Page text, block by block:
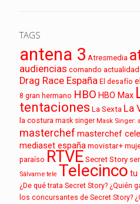
TAGS
antena 3 Atresmedia
audiencias comando actualidad
Drag Race España El desafío
8 gran hermano HBO HBO Max
tentaciones La Sexta La
la costura mask singer Mask Singer:
masterchef masterchef
mediaset españamovistar+
paraíso RTVE Secret Story
Sálvame tele Telecinco tu
¿De qué trata Secret Story? ¿Quién
los concursantes de Secret Story?